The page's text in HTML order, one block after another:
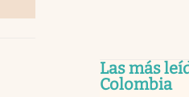
Las más
Colombia